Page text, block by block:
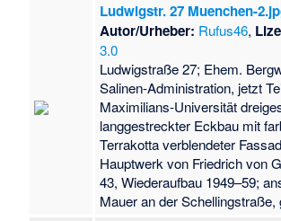
Ludwigstr. 27 Muenchen-
Autor/Urheber: Rufus46,
3.0
Ludwigstraße 27; Ehem.
Salinen-Administration, jetzt
Maximilians-Universität
langgestreckter Eckbau mit
Terrakotta verblendeter
Hauptwerk von Friedrich von
43, Wiederaufbau 1949–59;
Mauer an der Schellingstraße,